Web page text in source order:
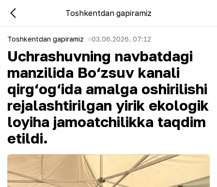
Toshkentdan gapiramiz
Toshkentdan gapiramiz 03.06.2026, 07:12
Uchrashuvning navbatdagi
manzilida Bo‘zsuv kanali
qirg‘og‘ida amalga oshirilishi
rejalashtirilgan yirik ekologik
loyiha jamoatchilikka taqdim
etildi.